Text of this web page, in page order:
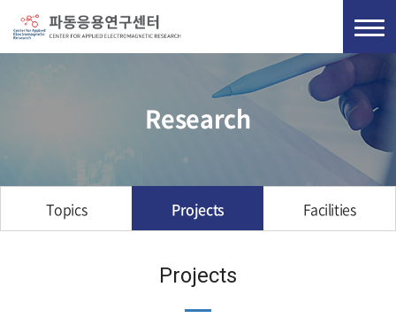
Research
Topics Projects Facilities
Projects